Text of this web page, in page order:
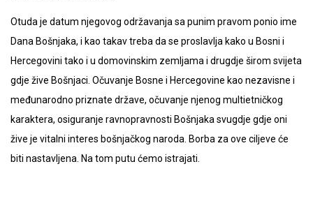
Otuda je datum njegovog održavanja sa punim pravom ponio ime
Dana Bošnjaka, i kao takav treba da se proslavlja kako u Bosni i
Hercegovini tako i u domovinskim zemljama i drugdje širom svijeta
gdje žive Bošnjaci. Očuvanje Bosne i Hercegovine kao nezavisne i
međunarodno priznate države, očuvanje njenog multietničkog
karaktera, osiguranje ravnopravnosti Bošnjaka svugdje gdje oni
žive je vitalni interes bošnjačkog naroda. Borba za ove ciljeve će
biti nastavljena. Na tom putu ćemo istrajati.